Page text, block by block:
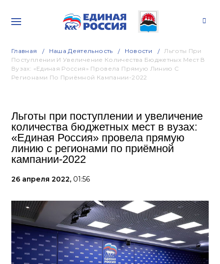
Главная Наша Деятельность Новости
Льготы При
Поступлении И Увеличение Количества Бюджетных Мест В
Вузах: «Единая Россия» Провела Прямую Линию С
Регионами По Приёмной Кампании-2022
Льготы при поступлении и увеличение
количества бюджетных мест в вузах:
«Единая Россия» провела прямую
линию с регионами по приёмной
кампании-2022
26 апреля 2022, 01:56